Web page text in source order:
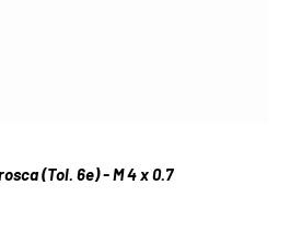
(Tol. 6e) - M 4 x 0.7